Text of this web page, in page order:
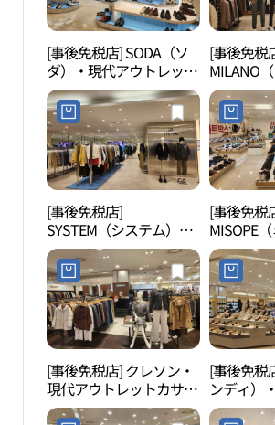
[事後免税店] SODA（ソ
ダ）・現代アウトレット
カサン（加山）店(소다
현대아울렛 가산점)
[事後免税
MILANO
ノ）・現
カサン（
로밀라노
산점)
[事後免税店]
SYSTEM（システム）・
現代アウトレットカサン
（加山）店(시스템 현대
아울렛 가산점)
[事後免税
MISOPE
代アウト
（加山）
아울렛 가
[事後免税店] クレソン・
現代アウトレットカサン
（加山）店(크레송 현대
[事後免税
ンディ）
ットカサ